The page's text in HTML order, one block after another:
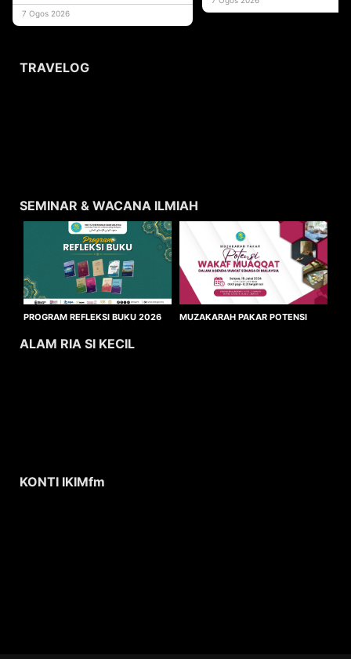
usaha
7 Ogos 2026
TRAVELOG
SEMINAR & WACANA ILMIAH
PROGRAM REFLEKSI BUKU 2026
MUZAKARAH PAKAR POTENSI
ALAM RIA SI KECIL
KONTI IKIMfm